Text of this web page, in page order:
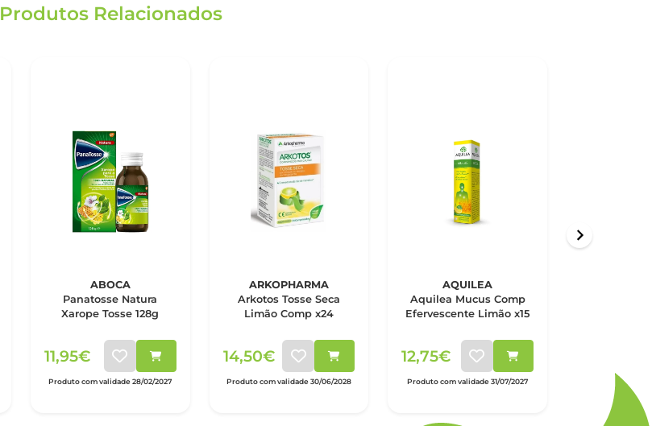
Produtos Relacionados
ABOCA
Panatosse Natura
Xarope Tosse 128g
11,95€
Produto com validade 28/02/2027
ARKOPHARMA
Arkotos Tosse Seca
Limão Comp x24
14,50€
Produto com validade 30/06/2028
AQUILEA
Aquilea Mucus Comp
Efervescente Limão x15
12,75€
Produto com validade 31/07/2027 Produto com